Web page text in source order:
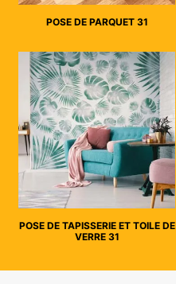
POSE DE PARQUET 31
POSE DE TAPISSERIE ET TOILE DE
VERRE 31